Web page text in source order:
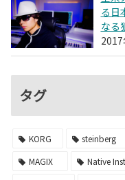
る日
なる
タグ
KORG steinberg
MAGIX
Native